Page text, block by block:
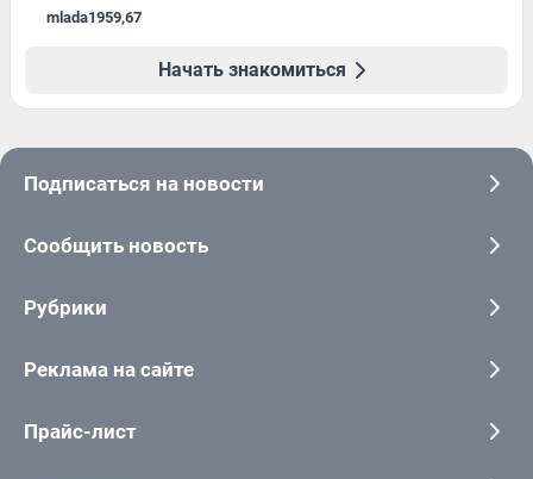
mlada1959,67
Начать знакомиться
Подписаться на новости
Сообщить новость
Рубрики
Реклама на сайте
Прайс-лист